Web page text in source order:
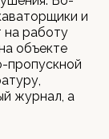
и
на работу
объекте
пропускной
журнал, а